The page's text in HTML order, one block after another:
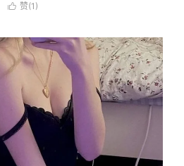
 赞(1 )